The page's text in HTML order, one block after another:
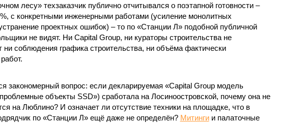
лесу» техзаказчик публично отчитывался о поэтапной готовности –
с конкретными инженерными работами (усиление монолитных
проектных ошибок) – то по «Станции Л» подобной публичной
не видят. Ни Capital Group, ни кураторы строительства не
ни соблюдения графика строительства, ни объёма фактически
закономерный вопрос: если декларируемая «Capital Group модель
объекты SSD») сработала на Лосиноостровской, почему она не
на Люблино? И означает ли отсутствие техники на площадке, что в
по «Станции Л» ещё даже не определён? Митингии палаточные